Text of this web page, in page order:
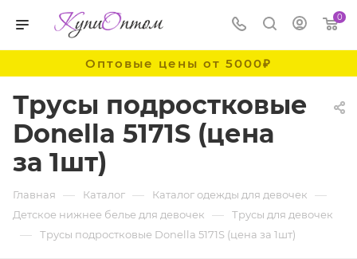
0
Оптовые цены от 5000₽
Трусы подростковые
Donella 5171S (цена
за 1шт)
Главная — Каталог — Каталог одежды для девочек —
Детское нижнее белье для девочек — Трусы для девочек
— Трусы подростковые Donella 5171S (цена за 1шт)